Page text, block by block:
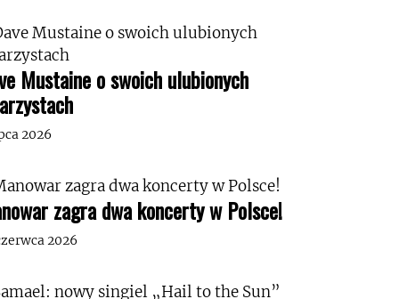
Mustaine o swoich ulubionych
2026
zagra dwa koncerty w Polsce!
2026